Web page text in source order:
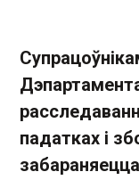
падатках і